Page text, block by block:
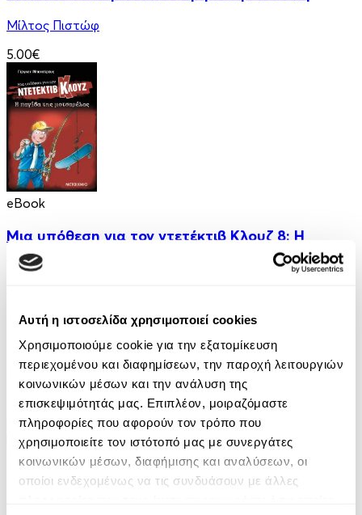
Αυτή η ιστοσελίδα χρησιμοποιεί cookies
Χρησιμοποιούμε cookie για την εξατομίκευση
περιεχομένου και διαφημίσεων, την παροχή λειτουργιών
κοινωνικών μέσων και την ανάλυση της
επισκεψιμότητάς μας. Επιπλέον, μοιραζόμαστε
πληροφορίες που αφορούν τον τρόπο που
χρησιμοποιείτε τον ιστότοπό μας με συνεργάτες
κοινωνικών μέσων, διαφήμισης και αναλύσεων, οι
οποίοι ενδεχομένως να τις συνδυάσουν με άλλες
Μίλτος Πιστώφ
5.00€
eBook
Μια υπόθεση για τον ντετέκτιβ Κλουζ 8: Η
παγίδα της μοτσαρέλας
6.99€
Audiobook • 1 Credit